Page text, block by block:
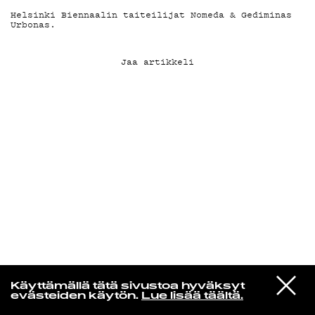
Käyttämällä tätä sivustoa hyväksyt
evästeiden käytön. Lue lisää täältä.
VIESTI
STUDIOON
Norpan maailma
KIRJAUDU SISÄÄN
Helsinki Biennaalin taiteilijat Nomeda & Gediminas
Urbonas.
Jaa artikkeli